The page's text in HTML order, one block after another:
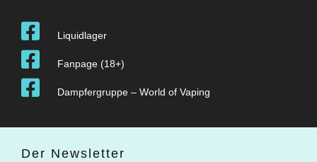
Liquidlager
Fanpage (18+)
Dampfergruppe – World of Vaping
Der Newsletter